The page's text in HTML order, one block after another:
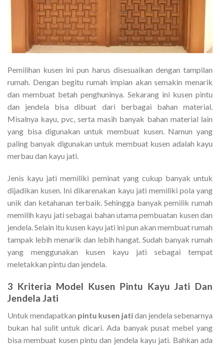
Pemilihan kusen ini pun harus disesuaikan dengan tampilan
rumah. Dengan begitu rumah impian akan semakin menarik
dan membuat betah penghuninya. Sekarang ini kusen pintu
dan jendela bisa dibuat dari berbagai bahan material.
Misalnya kayu, pvc, serta masih banyak bahan material lain
yang bisa digunakan untuk membuat kusen. Namun yang
paling banyak digunakan untuk membuat kusen adalah kayu
merbau dan kayu jati.
Jenis kayu jati memiliki peminat yang cukup banyak untuk
dijadikan kusen. Ini dikarenakan kayu jati memiliki pola yang
unik dan ketahanan terbaik. Sehingga banyak pemilik rumah
memilih kayu jati sebagai bahan utama pembuatan kusen dan
jendela. Selain itu kusen kayu jati ini pun akan membuat rumah
tampak lebih menarik dan lebih hangat. Sudah banyak rumah
yang menggunakan kusen kayu jati sebagai tempat
meletakkan pintu dan jendela.
3 Kriteria Model Kusen Pintu Kayu Jati Dan
Jendela Jati
Untuk mendapatkan pintu kusen jatidan jendela sebenarnya
bukan hal sulit untuk dicari. Ada banyak pusat mebel yang
bisa membuat kusen pintu dan jendela kayu jati. Bahkan ada